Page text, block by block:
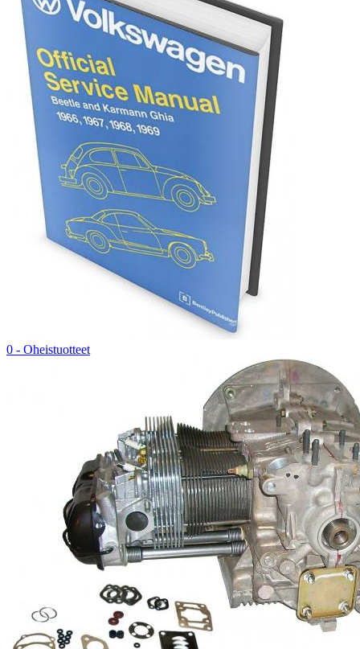
0 - Oheistuotteet